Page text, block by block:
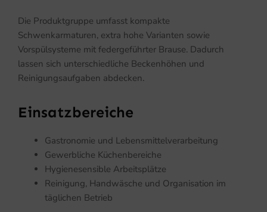
Die Produktgruppe umfasst kompakte
Schwenkarmaturen, extra hohe Varianten sowie
Vorspülsysteme mit federgeführter Brause. Dadurch
lassen sich unterschiedliche Beckenhöhen und
Reinigungsaufgaben abdecken.
Einsatzbereiche
Gastronomie und Lebensmittelverarbeitung
Gewerbliche Küchenbereiche
Hygienesensible Arbeitsplätze
Reinigung, Handwäsche und Organisation im
täglichen Betrieb